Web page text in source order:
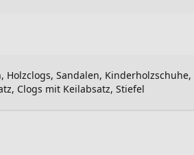
Holzclogs, Sandalen, Kinderholzschuhe,
Clogs mit Keilabsatz, Stiefel